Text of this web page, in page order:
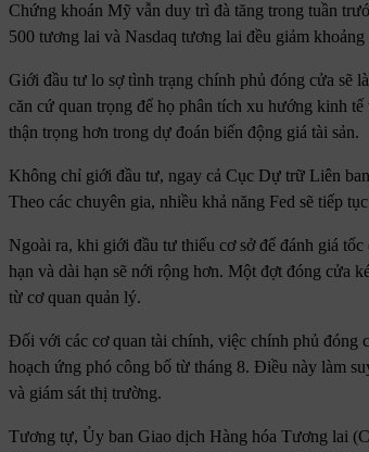
Chứng khoán Mỹ vẫn duy trì đà tăng trong tuần
500 tương lai và Nasdaq tương lai đều giảm khoảng
Giới đầu tư lo sợ tình trạng chính phủ đóng cửa sẽ
căn cứ quan trọng để họ phân tích xu hướng kinh
thận trọng hơn trong dự đoán biến động giá tài sản.
Không chỉ giới đầu tư, ngay cả Cục Dự trữ Liên
Theo các chuyên gia, nhiều khả năng Fed sẽ tiếp
Ngoài ra, khi giới đầu tư thiếu cơ sở để đánh giá
hạn và dài hạn sẽ nới rộng hơn. Một đợt đóng cửa
từ cơ quan quản lý.
Đối với các cơ quan tài chính, việc chính phủ đóng
hoạch ứng phó công bố từ tháng 8. Điều này làm
và giám sát thị trường.
Tương tự, Ủy ban Giao dịch Hàng hóa Tương lai